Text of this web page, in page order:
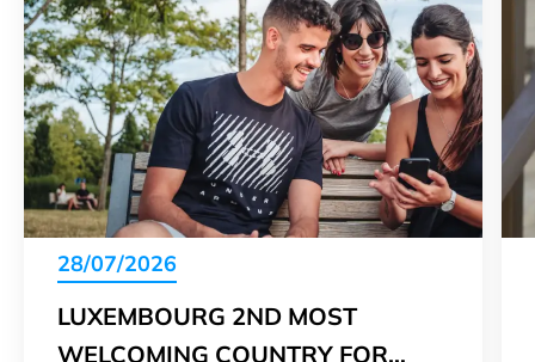
28/07/2026
LUXEMBOURG 2ND MOST
WELCOMING COUNTRY FOR